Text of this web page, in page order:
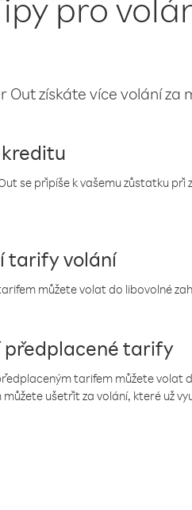
Out získáte více volání
se připíše k vašemu zůstatku
tarify volání
můžete volat do libovolné
předplacené tarify
tarifem můžete volat
ušetřit za volání, které už